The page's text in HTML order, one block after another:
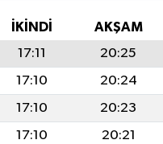
İKINDI AKŞAM
17:11 20:25
17:10 20:24
17:10 20:23
17:10 20:21